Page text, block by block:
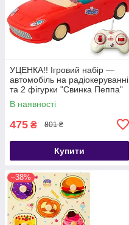
УЦЕНКА!! Ігровий набір —
автомобіль на радіокеруванні
та 2 фігурки "Свинка Пеппа"
(Peppa Pig) арт. 000-1
В наявності
475 ₴ 801 ₴
Купити
–38%